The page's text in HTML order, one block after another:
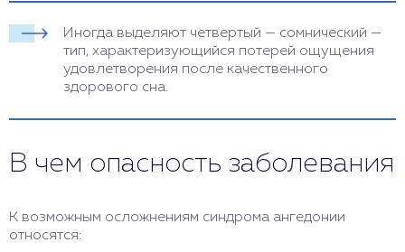
Иногда выделяют четвертый — сомнический —
тип, характеризующийся потерей ощущения
удовлетворения после качественного
здорового сна.
В чем опасность заболевания
К возможным осложнениям синдрома ангедонии
относятся: